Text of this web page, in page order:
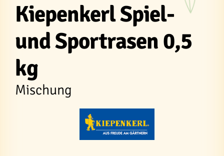
Kiepenkerl Spiel-
und Sportrasen 0,5
kg
Mischung